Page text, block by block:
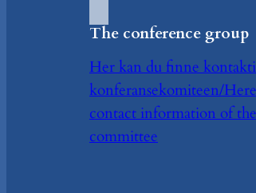
The conference group
Her kan du finne
konferansekomiteen/
contact information of
committee